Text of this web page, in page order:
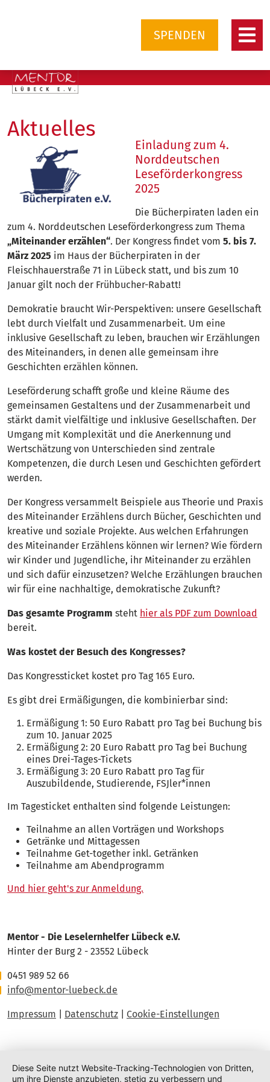
SPENDEN
Aktuelles
Einladung zum 4.
Norddeutschen
Leseförderkongress
2025
Die Bücherpiraten laden ein
zum 4. Norddeutschen Leseförderkongress zum Thema
„Miteinander erzählen“. Der Kongress findet vom 5. bis 7.
März 2025 im Haus der Bücherpiraten in der
Fleischhauerstraße 71 in Lübeck statt, und bis zum 10
Januar gilt noch der Frühbucher-Rabatt!
Demokratie braucht Wir-Perspektiven: unsere Gesellschaft
lebt durch Vielfalt und Zusammenarbeit. Um eine
inklusive Gesellschaft zu leben, brauchen wir Erzählungen
des Miteinanders, in denen alle gemeinsam ihre
Geschichten erzählen können.
Leseförderung schafft große und kleine Räume des
gemeinsamen Gestaltens und der Zusammenarbeit und
stärkt damit vielfältige und inklusive Gesellschaften. Der
Umgang mit Komplexität und die Anerkennung und
Wertschätzung von Unterschieden sind zentrale
Kompetenzen, die durch Lesen und Geschichten gefördert
werden.
Der Kongress versammelt Beispiele aus Theorie und Praxis
des Miteinander Erzählens durch Bücher, Geschichten und
kreative und soziale Projekte. Aus welchen Erfahrungen
des Miteinander Erzählens können wir lernen? Wie fördern
wir Kinder und Jugendliche, ihr Miteinander zu erzählen
und sich dafür einzusetzen? Welche Erzählungen brauchen
wir für eine nachhaltige, demokratische Zukunft?
Das gesamte Programm steht hier als PDF zum Download
bereit.
Was kostet der Besuch des Kongresses?
Das Kongressticket kostet pro Tag 165 Euro.
Es gibt drei Ermäßigungen, die kombinierbar sind:
Ermäßigung 1: 50 Euro Rabatt pro Tag bei Buchung bis
zum 10. Januar 2025
Ermäßigung 2: 20 Euro Rabatt pro Tag bei Buchung
eines Drei-Tages-Tickets
Ermäßigung 3: 20 Euro Rabatt pro Tag für
Auszubildende, Studierende, FSJler*innen
Im Tagesticket enthalten sind folgende Leistungen:
Teilnahme an allen Vorträgen und Workshops
Getränke und Mittagessen
Teilnahme Get-together inkl. Getränken
Teilnahme am Abendprogramm
Und hier geht's zur Anmeldung.
Mentor - Die Leselernhelfer Lübeck e.V.
Hinter der Burg 2 - 23552 Lübeck
0451 989 52 66
info@mentor-luebeck.de
Impressum Datenschutz Cookie-Einstellungen
Diese Seite nutzt Website-Tracking-Technologien von Dritten,
um ihre Dienste anzubieten, stetig zu verbessern und